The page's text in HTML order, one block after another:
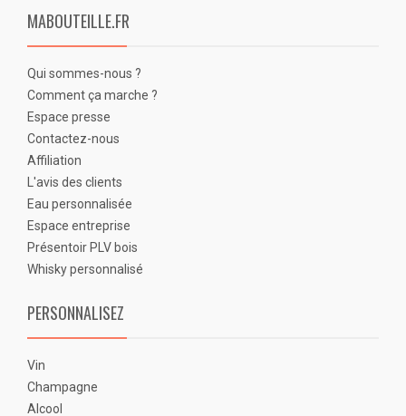
MABOUTEILLE.FR
Qui sommes-nous ?
Comment ça marche ?
Espace presse
Contactez-nous
Affiliation
L'avis des clients
Eau personnalisée
Espace entreprise
Présentoir PLV bois
Whisky personnalisé
PERSONNALISEZ
Vin
Champagne
Alcool